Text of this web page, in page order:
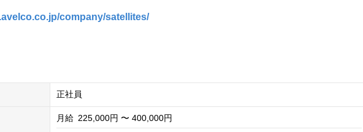
company/satellites/
正社員
月給 225,000円 〜 400,000円